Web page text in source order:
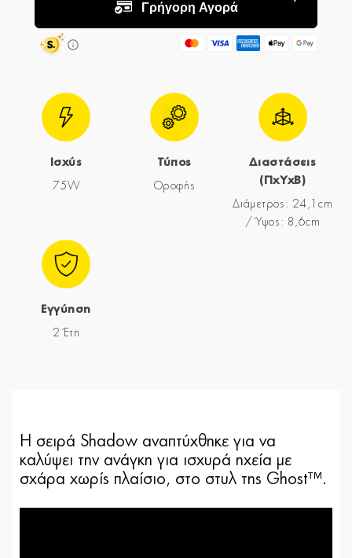
Ισχύς
75W
Τύπος
Οροφής
Διαστάσεις
(ΠxYxΒ)
Διάμετρος: 24,1cm
/ Ύψος: 8,6cm
Εγγύηση
2 Έτη
Η σειρά Shadow αναπτύχθηκε για να
καλύψει την ανάγκη για ισχυρά ηχεία με
σχάρα χωρίς πλαίσιο, στο στυλ της Ghost™.